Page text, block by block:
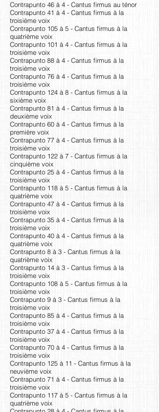
Contrapunto 46 à 4 - Cantus firmus au ténor
Contrapunto 41 à 4 - Cantus firmus à la
troisième voix
Contrapunto 105 à 5 - Cantus firmus à la
quatrième voix
Contrapunto 101 à 4 - Cantus firmus à la
troisième voix
Contrapunto 88 à 4 - Cantus firmus à la
troisième voix
Contrapunto 76 à 4 - Cantus firmus à la
troisième voix
Contrapunto 124 à 8 - Cantus firmus à la
sixième voix
Contrapunto 81 à 4 - Cantus firmus à la
deuxième voix
Contrapunto 60 à 4 - Cantus firmus à la
première voix
Contrapunto 77 à 4 - Cantus firmus à la
troisième voix
Contrapunto 122 à 7 - Cantus firmus à la
cinquième voix
Contrapunto 25 à 4 - Cantus firmus à la
troisième voix
Contrapunto 118 à 5 - Cantus firmus à la
quatrième voix
Contrapunto 47 à 4 - Cantus firmus à la
troisième voix
Contrapunto 35 à 4 - Cantus firmus à la
troisième voix
Contrapunto 40 à 4 - Cantus firmus à la
quatrième voix
Contrapunto 8 à 3 - Cantus firmus à la
quatrième voix
Contrapunto 14 à 3 - Cantus firmus à la
troisième voix
Contrapunto 108 à 5 - Cantus firmus à la
troisième voix
Contrapunto 9 à 3 - Cantus firmus à la
troisième voix
Contrapunto 85 à 4 - Cantus firmus à la
troisième voix
Contrapunto 37 à 4 - Cantus firmus à la
troisième voix
Contrapunto 70 à 4 - Cantus firmus à la
troisième voix
Contrapunto 125 à 11 - Cantus firmus à la
neuvième voix
Contrapunto 71 à 4 - Cantus firmus à la
troisième voix
Contrapunto 117 à 5 - Cantus firmus à la
quatrième voix